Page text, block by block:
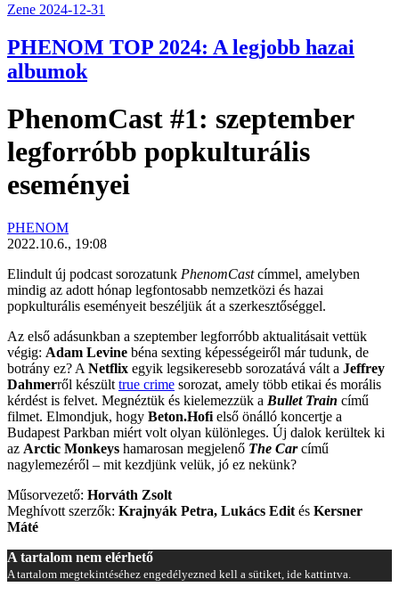
Zene 2024-12-31
PHENOM TOP 2024: A legjobb hazai
albumok
PhenomCast #1: szeptember
legforróbb popkulturális
eseményei
PHENOM
2022.10.6., 19:08
Elindult új podcast sorozatunk PhenomCastcímmel, amelyben
mindig az adott hónap legfontosabb nemzetközi és hazai
popkulturális eseményeit beszéljük át a szerkesztőséggel.
Az első adásunkban a szeptember legforróbb aktualitásait vettük
végig: Adam Levine béna sexting képességeiről már tudunk, de
botrány ez? ANetflix egyik legsikeresebb sorozatává vált a Jeffrey
Dahmerről készülttrue crime sorozat, amely több etikai és morális
kérdést is felvet. Megnéztük és kielemezzük a Bullet Train című
filmet. Elmondjuk, hogy Beton.Hofielső önálló koncertje a
Budapest Parkban miért volt olyan különleges. Új dalok kerültek ki
az Arctic Monkeys hamarosan megjelenő The Carcímű
nagylemezéről – mit kezdjünk velük, jó ez nekünk?
Műsorvezető: Horváth Zsolt
Meghívott szerzők: Krajnyák Petra, Lukács Edités Kersner
Máté
A tartalom nem elérhető
A tartalom megtekintéséhez engedélyezned kell a sütiket, ide kattintva.